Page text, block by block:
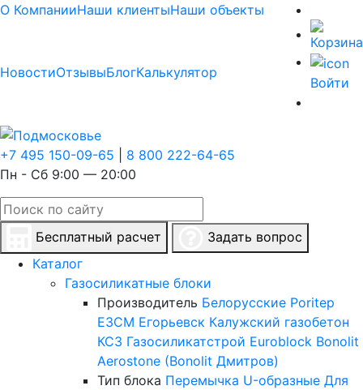
О КомпанииНаши клиентыНаши объекты
НовостиОтзывыБлогКалькулятор
Войти
+7 495 150-09-65
8 800 222-64-65
Пн - Сб 9:00 — 20:00
Бесплатный расчет
Задать вопрос
Каталог
Газосиликатные блоки
Производитель Белорусские Poritep
ЕЗСМ Егорьевск Калужский газобетон
КСЗ Газосиликатстрой Euroblock Bonolit
Aerostone (Bonolit Дмитров)
Тип блока Перемычка U-образные Для